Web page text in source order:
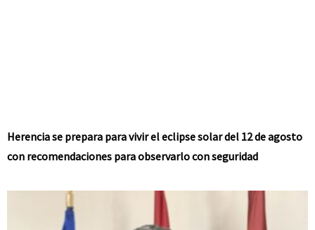
Herencia se prepara para vivir el eclipse solar del 12 de agosto
con recomendaciones para observarlo con seguridad